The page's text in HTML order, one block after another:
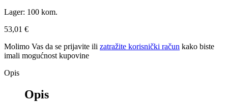
Lager: 100 kom.
53,01 €
Molimo Vas da se prijavite ili zatražite korisnički račun kako biste
imali mogućnost kupovine
Opis
Opis